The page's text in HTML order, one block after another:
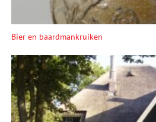
Bier en baardmankruiken